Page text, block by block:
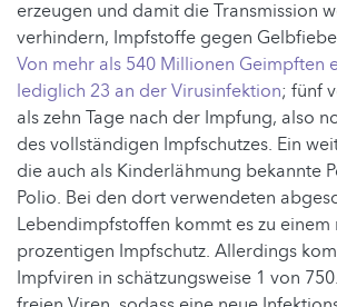
erzeugen und damit die Transmission
verhindern, Impfstoffe gegen
Von mehr als 540 Millionen Geimpften
lediglich 23 an der Virusinfektion; fünf
als zehn Tage nach der Impfung, also
des vollständigen Impfschutzes. Ein
die auch als Kinderlähmung bekannte
Polio. Bei den dort verwendeten
Lebendimpfstoffen kommt es zu einem
prozentigen Impfschutz. Allerdings
Impfviren in schätzungsweise 1 von